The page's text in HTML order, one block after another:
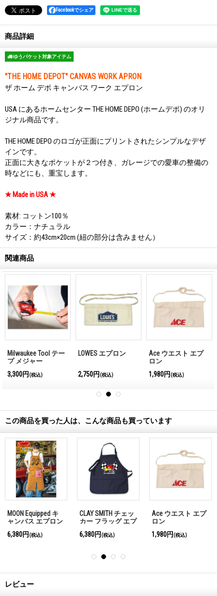
Facebookでシェア
商品詳細
ゆうパケット対象アイテム
"THE HOME DEPOT" CANVAS WORK APRON
ザ ホーム デポ キャンバス ワーク エプロン
USA にあるホームセンター THE HOME DEPO (ホームデポ) のオリ
ジナル商品です。
THE HOME DEPO のロゴが正面にプリントされたシンプルなデザ
インです。
正面に大きなポケットが２つ付き、ガレージでの愛車の整備の
時などにも、重宝します。
★ Made in USA ★
素材: コットン100％
カラー：ナチュラル
サイズ：約43cm×20cm (紐の部分は含みません）
関連商品
Milwaukee Tool テー
プ メジャー
3,300円 (税込)
LOWES エプロン
2,750円 (税込)
Ace ウエスト エプ
ロン
1,980円 (税込)
この商品を買った人は、こんな商品も買っています
MOON Equipped キ
ャンバス エプロン
6,380円 (税込)
CLAY SMITH チェッ
カー フラッグ エプ
6,380円 (税込)
Ace ウエスト エプ
ロン
1,980円 (税込)
レビュー